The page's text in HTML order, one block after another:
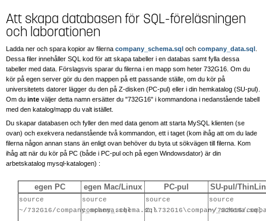
Att skapa databasen för SQL-föreläsningen
och laborationen
Ladda ner och spara kopior av filerna company_schema.sql och company_data.sql
Dessa filer innehåller SQL kod för att skapa tabeller i en databas samt fylla dessa
tabeller med data. Förslagsvis sparar du filerna i en mapp som heter 732G16. Om du
kör på egen server gör du den mappen på ett passande ställe, om du kör på
universitetets datorer lägger du den på Z-disken (PC-pul) eller i din hemkatalog (SU-pul).
Om du inte väljer detta namn ersätter du "732G16" i kommandona i nedanstående tabell
med den katalog/mapp du valt istället.
Du skapar databasen och fyller den med data genom att starta MySQL klienten (se
ovan) och exekvera nedanstående två kommandon, ett i taget (kom ihåg att om du lade
filerna någon annan stans än enligt ovan behöver du byta ut sökvägen till filerna. Kom
ihåg att när du kör på PC (både i PC-pul och på egen Windowsdator) är din
arbetskatalog mysql-katalogen) :
egen PC egen Mac/Linux PC-pul SU-pul/
source
~/732G16/company_schema.sql
source
company_schema.sql
source
Z:\732G16\company_schema.sql
source
~/732G16/